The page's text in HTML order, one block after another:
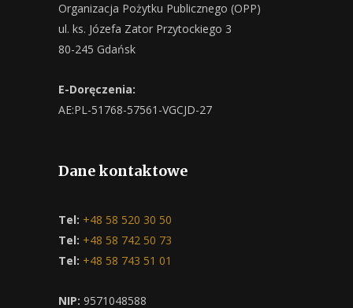
Organizacja Pożytku Publicznego (OPP)
ul. ks. Józefa Zator Przytockiego 3
80-245 Gdańsk
E-Doręczenia:
AE:PL-51768-57561-VGCJD-27
Dane kontaktowe
Tel: +48 58 520 30 50
Tel: +48 58 742 50 73
Tel: +48 58 743 51 01
NIP: 9571048588